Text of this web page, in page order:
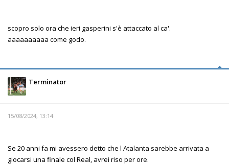
scopro solo ora che ieri gasperini s'è attaccato al ca'.
aaaaaaaaaa come godo.
Terminator
15/08/2024, 13:14
Se 20 anni fa mi avessero detto che l Atalanta sarebbe arrivata a
giocarsi una finale col Real, avrei riso per ore.